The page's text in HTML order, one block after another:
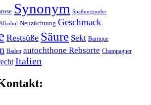
Synonym Spätburgunder
Alkohol Neuzüchtung Geschmack
Restsüße Säure Sekt Barrique
Baden autochthone Rebsorte Champagner
Italien